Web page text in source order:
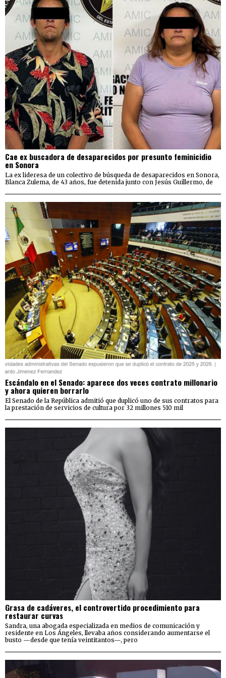
Cae ex buscadora de desaparecidos por presunto feminicidio
en Sonora
La ex lideresa de un colectivo de búsqueda de desaparecidos en Sonora,
Blanca Zulema, de 43 años, fue detenida junto con Jesús Guillermo, de
Escándalo en el Senado: aparece dos veces contrato millonario
y ahora quieren borrarlo
El Senado de la República admitió que duplicó uno de sus contratos para
la prestación de servicios de cultura por 32 millones 510 mil
Grasa de cadáveres, el controvertido procedimiento para
restaurar curvas
Sandra, una abogada especializada en medios de comunicación y
residente en Los Ángeles, llevaba años considerando aumentarse el
busto —desde que tenía veintitantos—, pero